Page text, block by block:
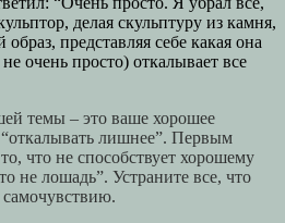
делая скульптуру из камня,
представляя себе какая она
очень просто) откалывает все
темы – это ваше хорошее
лишнее”. Первым
что не способствует хорошему
не лошадь”. Устраните все, что